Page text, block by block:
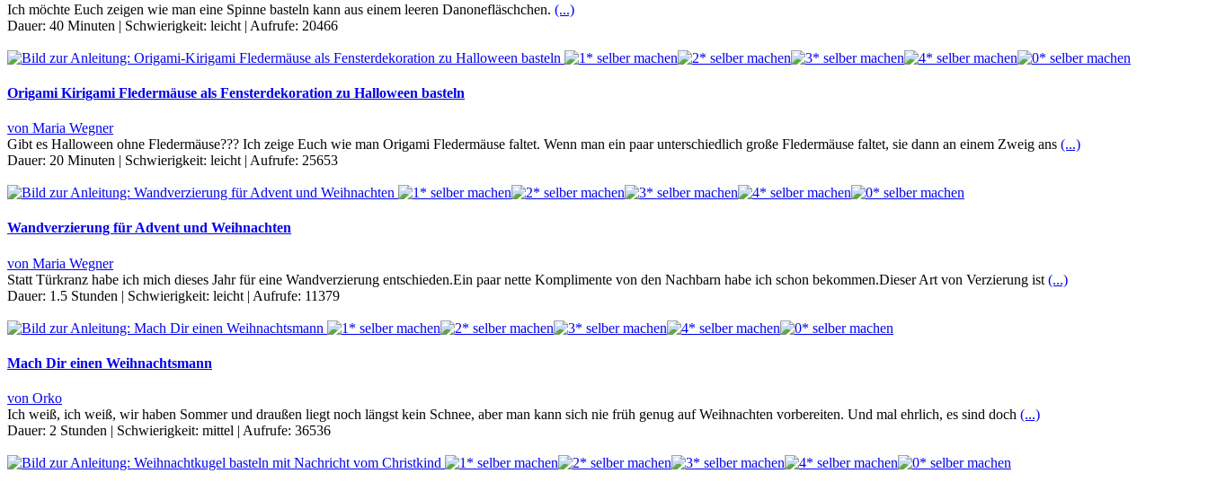
Ich möchte Euch zeigen wie man eine Spinne basteln kann aus einem leeren Danonefläschchen. (...)
Dauer: 40 Minuten | Schwierigkeit: leicht | Aufrufe: 20466
Origami Kirigami Fledermäuse als Fensterdekoration zu Halloween basteln
von Maria Wegner
Gibt es Halloween ohne Fledermäuse??? Ich zeige Euch wie man Origami Fledermäuse faltet. Wenn man ein paar unterschiedlich große Fledermäuse faltet, sie dann an einem Zweig ans (...)
Dauer: 20 Minuten | Schwierigkeit: leicht | Aufrufe: 25653
Wandverzierung für Advent und Weihnachten
von Maria Wegner
Statt Türkranz habe ich mich dieses Jahr für eine Wandverzierung entschieden.Ein paar nette Komplimente von den Nachbarn habe ich schon bekommen.Dieser Art von Verzierung ist (...)
Dauer: 1.5 Stunden | Schwierigkeit: leicht | Aufrufe: 11379
Mach Dir einen Weihnachtsmann
von Orko
Ich weiß, ich weiß, wir haben Sommer und draußen liegt noch längst kein Schnee, aber man kann sich nie früh genug auf Weihnachten vorbereiten. Und mal ehrlich, es sind doch (...)
Dauer: 2 Stunden | Schwierigkeit: mittel | Aufrufe: 36536